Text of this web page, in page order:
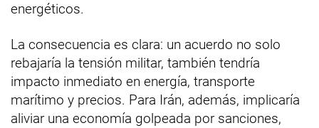
energéticos.
La consecuencia es clara: un acuerdo no solo
rebajaría la tensión militar, también tendría
impacto inmediato en energía, transporte
marítimo y precios. Para Irán, además, implicaría
aliviar una economía golpeada por sanciones,